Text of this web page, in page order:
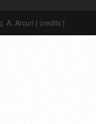
A. Arcuri | credits |